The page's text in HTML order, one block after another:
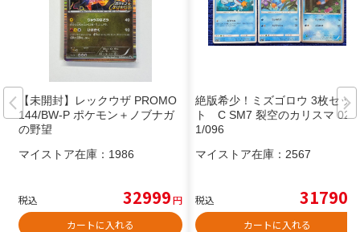
【未開封】レックウザ PROMO
144/BW-P ポケモン＋ノブナガ
の野望
マイストア在庫： 1986
税込 32999円
カートに入れる
絶版希少！ミズゴロウ 3枚セッ
ト C SM7 裂空のカリスマ 02
1/096
マイストア在庫： 2567
税込 31790
カートに入れる